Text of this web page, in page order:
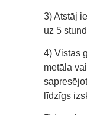
3) Atstāj
uz 5
4) Vistas
metāla
līdzīgs